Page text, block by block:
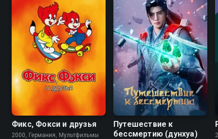
Фикс, Фокси и друзья
2000, Германия, Мультфильмы
9.0 8.6
Путешествие к
бессмертию (дунхуа)